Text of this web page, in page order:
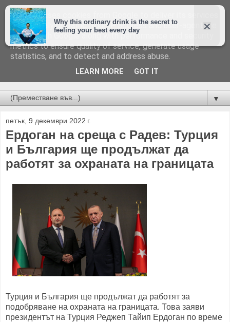
Новини от Бургас, страната и света!
▼
петък, 9 декември 2022 г.
Ердоган на среща с Радев: Турция
и България ще продължат да
работят за охраната на границата
Турция и България ще продължат да работят за
подобряване на охраната на границата. Това заяви
президентът на Турция Реджеп Тайип Ердоган по време
This site uses cookies from Google to deliver its services
and to analyze traffic. Your IP address and user-agent are
shared with Google along with performance and security
metrics to ensure quality of service, generate usage
statistics, and to detect and address abuse.
LEARN MORE GOT IT